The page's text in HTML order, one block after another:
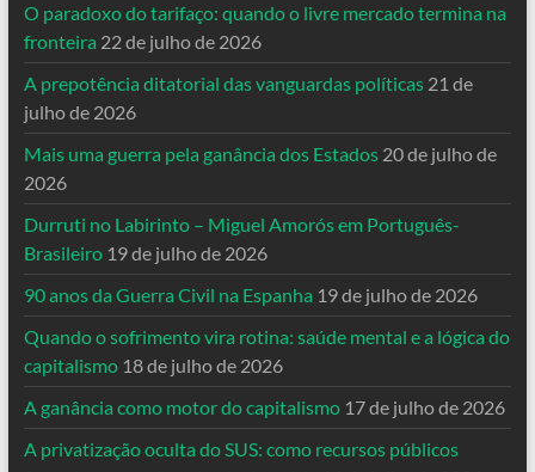
O paradoxo do tarifaço: quando o livre mercado termina na
fronteira 22 de julho de 2026
A prepotência ditatorial das vanguardas políticas 21 de
julho de 2026
Mais uma guerra pela ganância dos Estados 20 de julho de
2026
Durruti no Labirinto – Miguel Amorós em Português-
Brasileiro 19 de julho de 2026
90 anos da Guerra Civil na Espanha 19 de julho de 2026
Quando o sofrimento vira rotina: saúde mental e a lógica do
capitalismo 18 de julho de 2026
A ganância como motor do capitalismo 17 de julho de 2026
A privatização oculta do SUS: como recursos públicos